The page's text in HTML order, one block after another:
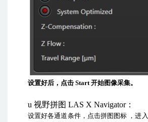
设置好后，点击 Start开始图像采集。
u 视野拼图 LAS X Navigator：
设置好各通道条件，点击拼图图标 ，进入